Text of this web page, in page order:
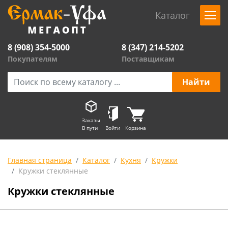
Каталог
8 (908) 354-5000
Покупателям
8 (347) 214-5202
Поставщикам
Заказы
В пути
Войти Корзина
Главная страница Каталог Кухня
Кружки
Кружки стеклянные
Кружки стеклянные